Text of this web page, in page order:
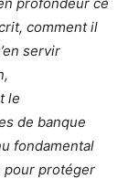
comment il
servir
le
de banque
fondamental
pour protéger